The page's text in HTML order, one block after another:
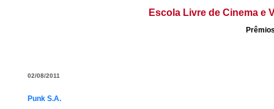
Escola Livre de Cinema e
02/08/2011
Punk S.A.